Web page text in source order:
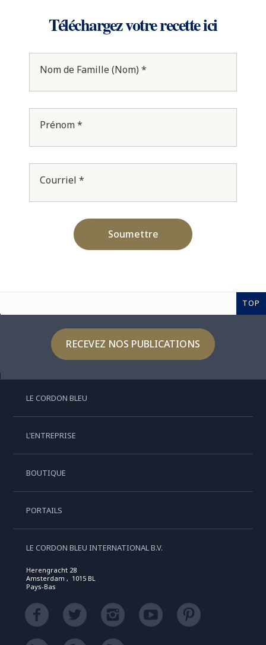
Téléchargez votre recette ici
Nom de Famille (Nom) *
Prénom *
Courriel *
Soumettre
TOP
RECEVEZ NOS PUBLICATIONS
LE CORDON BLEU
L'ENTREPRISE
BOUTIQUE
PORTAILS
LE CORDON BLEU INTERNATIONAL B.V.
Herengracht 28
Amsterdam , 1015 BL
Pays-Bas